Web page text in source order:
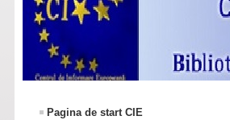
Pagina de start CIE